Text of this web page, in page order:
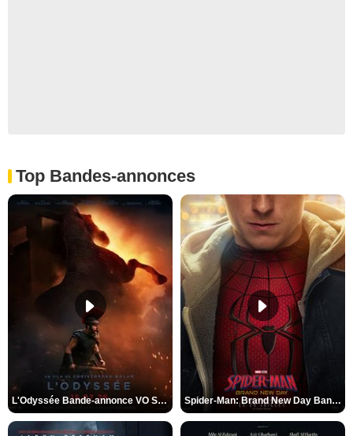
Top Bandes-annonces
L'Odyssée Bande-annonce VO STFR Spider-Man: Brand New Day Bande-annonce VO STFR